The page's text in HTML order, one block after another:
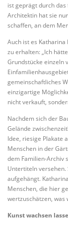
ist geprägt durch
Architektin hat sie
schaffen, an dem
Auch ist es
zu erhalten: „Ich
Grundstücke einzeln
gemeinschaftliches
einzigartige
nicht verkauft,
Nachdem sich der
Gelände
Idee, riesige Plakate
Menschen in der
dem Familien-Archiv
Untertiteln versehen.
aufgehängt.
Menschen, die hier
wertzuschätzen, was
Kunst wachsen